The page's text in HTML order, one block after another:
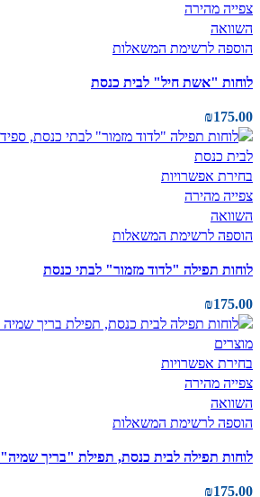
צפייה מהירה
השוואה
הוספה לרשימת המשאלות
לוחות "אשת חיל" לבית כנסת
₪175.00
בחירת אפשרויות
צפייה מהירה
השוואה
הוספה לרשימת המשאלות
לוחות תפילה "לדוד מזמור" לבתי כנסת
₪175.00
בחירת אפשרויות
צפייה מהירה
השוואה
הוספה לרשימת המשאלות
לוחות תפילה לבית כנסת, תפילת "בריך שמיה"
₪175.00